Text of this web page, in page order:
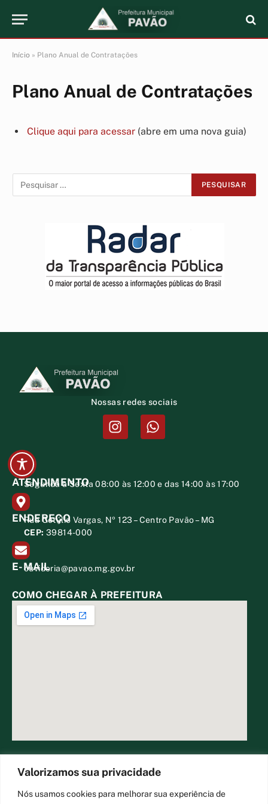
Valorizamos sua privacidade
Nós usamos cookies para melhorar sua experiência de
Início » Plano Anual de Contratações
Plano Anual de Contratações
Clique aqui para acessar (abre em uma nova guia)
Nossas redes sociais
ATENDIMENTO
Segunda à Sexta 08:00 às 12:00 e das 14:00 às 17:00
ENDEREÇO
Rua Getúlio Vargas, Nº 123 – Centro Pavão – MG
CEP: 39814-000
E-MAIL
ouvidoria@pavao.mg.gov.br
COMO CHEGAR À PREFEITURA